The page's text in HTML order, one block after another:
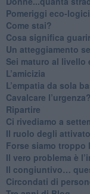
​Pomeriggi eco-logici
​Come stai?
Cosa significa
​Un atteggiamento
​Sei maturo al livello
​L’amicizia
​L’empatia da sola
​Cavalcare
Ripartire
​Ci rivediamo a
​Il ruolo degli
​Forse siamo troppo
​Il vero problema è
​Il congiuntivo…
​Circondati di